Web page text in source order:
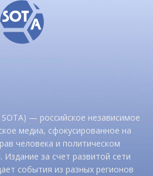
— российское независимое
медиа, сфокусированное на
человека и политическом
Издание за счет развитой сети
события из разных регионов